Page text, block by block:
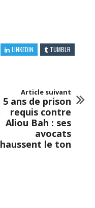
LINKEDIN
TUMBLR
Article suivant
5 ans de prison
requis contre
Aliou Bah : ses
avocats
haussent le ton